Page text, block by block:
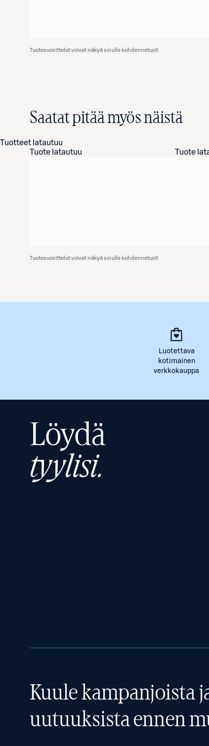
Tuotesuosittelut voivat näkyä sinulle kohdennetusti
Saatat pitää myös näistä
Tuotteet latautuu
Tuote latautuu
Tuote
Tuotesuosittelut voivat näkyä sinulle kohdennetusti
Luotettava
kotimainen
verkkokauppa
Löydä
tyylisi.
Kuule kampanjoista
uutuuksista ennen